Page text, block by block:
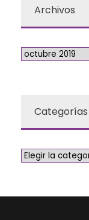
Archivos
Categorías